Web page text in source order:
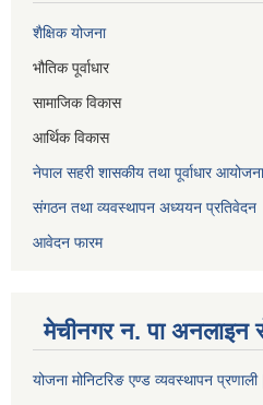
शैक्षिक योजना
भौतिक पूर्वाधार
सामाजिक विकास
आर्थिक विकास
नेपाल सहरी शासकीय तथा पूर्वाधार
संगठन तथा व्यवस्थापन अध्ययन प्रतिवेदन
आवेदन फारम
मेचीनगर न. पा अनलाइन
योजना मोनिटरिङ एण्ड व्यवस्थापन